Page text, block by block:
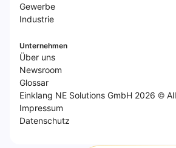
Gewerbe
Industrie
Unternehmen
Über uns
Newsroom
Glossar
Einklang NE Solutions GmbH 2026 ©
Impressum
Datenschutz